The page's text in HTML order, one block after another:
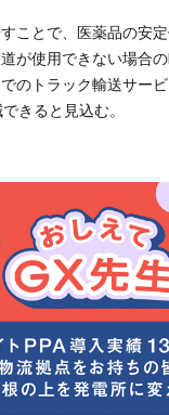
ことで、医薬品の安
が使用できない場合
のトラック輸送サー
きると見込む。